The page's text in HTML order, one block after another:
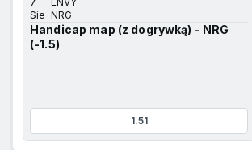
Sie NRG
Handicap map (z dogrywką) - NRG
(-1.5)
1.51
na początek